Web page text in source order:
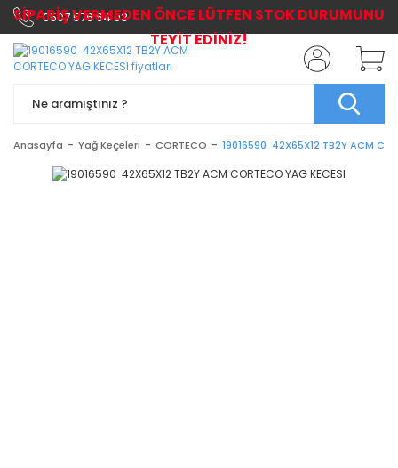
0507 576 64 03
Anasayfa Yağ Keçeleri CORTECO 19016590 42X65X12 TB2Y ACM
SİPARİŞ VERMEDEN ÖNCE LÜTFEN STOK DURUMUNU
TEYİT EDİNİZ!